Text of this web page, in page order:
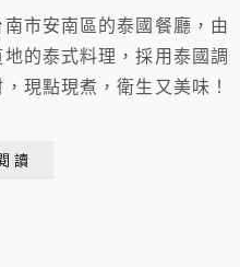
市安南區的泰國餐廳，由
的泰式料理，採用泰國調
現點現煮，衛生又美味！
讀